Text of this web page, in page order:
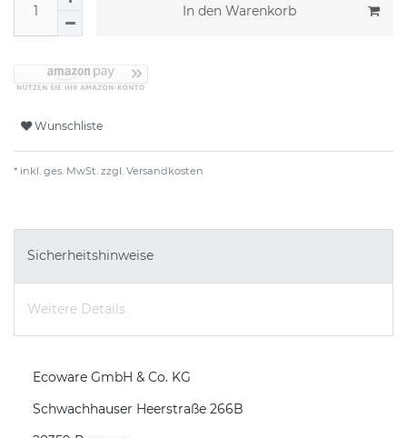
In den Warenkorb
Wunschliste
* inkl. ges. MwSt. zzgl. Versandkosten
Sicherheitshinweise
Weitere Details
Ecoware GmbH & Co. KG
Schwachhauser Heerstraße 266B